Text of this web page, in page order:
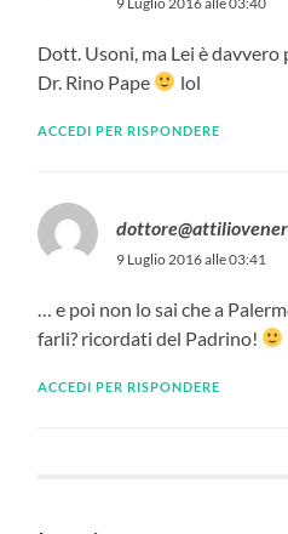
Dott. Usoni, ma Lei è davvero
Dr. Rino Pape
lol
ACCEDI PER RISPONDERE
9 Luglio 2016 alle 03:41
… e poi non lo sai che a
farli? ricordati del Padrino!
ACCEDI PER RISPONDERE